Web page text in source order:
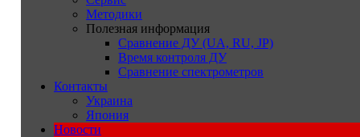
Методики
Полезная информация
Сравнение ДУ (UA, RU, JP)
Время контроля ДУ
Сравнение спектрометров
Контакты
Украина
Япония
Новости